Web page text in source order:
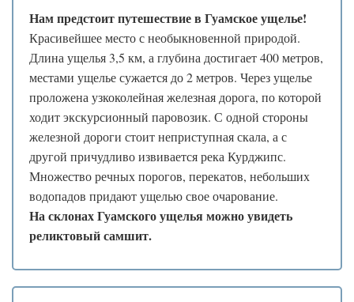
*
.
.
❆
❅
❆
❆
❅
. ❅
*
❄
❆
❄
Нам предстоит путешествие в Гуамское ущелье!
Красивейшее место с необыкновенной природой.
Длина ущелья 3,5 км, а глубина достигает 400 метров,
местами ущелье сужается до 2 метров. Через ущелье
проложена узкоколейная железная дорога, по которой
ходит экскурсионный паровозик. С одной стороны
железной дороги стоит неприступная скала, а с
другой причудливо извивается река Курджипс.
Множество речных порогов, перекатов, небольших
водопадов придают ущелью свое очарование.
На склонах Гуамского ущелья можно увидеть
реликтовый самшит.